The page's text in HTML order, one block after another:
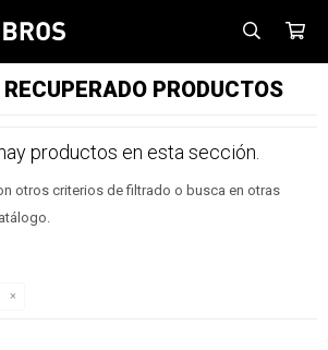
PRODUCTOS
productos en esta sección.
otros criterios de filtrado o busca en otras